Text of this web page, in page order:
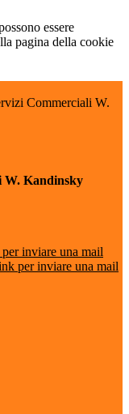
essere
pagina della cookie
Commerciali W.
W. Kandinsky
inviare una mail
per inviare una mail